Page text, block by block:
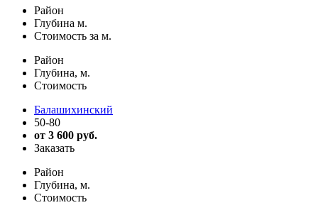
Район
Глубина м.
Стоимость за м.
Район
Глубина, м.
Стоимость
Балашихинский
50-80
от 3 600 руб.
Заказать
Район
Глубина, м.
Стоимость